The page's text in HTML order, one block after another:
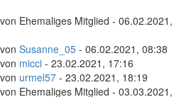
Ehemaliges Mitglied - 06.02.2021,
Susanne_05 - 06.02.2021, 08:38
micci - 23.02.2021, 17:16
urmel57 - 23.02.2021, 18:19
Ehemaliges Mitglied - 03.03.2021,